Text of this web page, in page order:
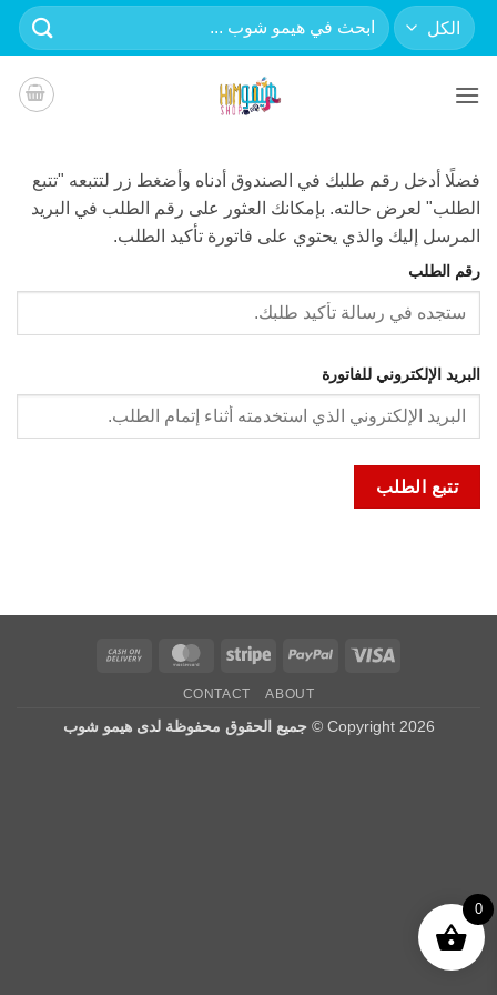
تخطي
للمحتوى
البحث
عن:
فضلًا أدخل رقم طلبك في الصندوق أدناه وأضغط زر لتتبعه "تتبع
الطلب" لعرض حالته. بإمكانك العثور على رقم الطلب في البريد
المرسل إليك والذي يحتوي على فاتورة تأكيد الطلب.
رقم الطلب
البريد الإلكتروني للفاتورة
تتبع الطلب
Visa
PayPal
Stripe
MasterCard
ABOUT
CONTACT
Copyright 2026 © جميع الحقوق محفوظة لدى هيمو شوب
0